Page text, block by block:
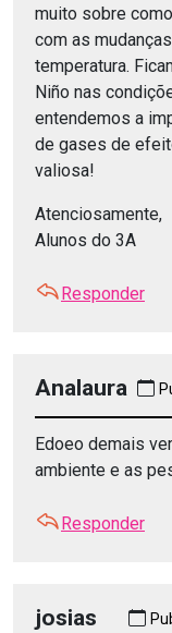
muito sobre
com as
temperatura.
Niño nas
entendemos a
de gases de
valiosa!
Atenciosamente,
Alunos do 3A
Responder
Analaura
Edoeo demais
ambiente e as
Responder
josias